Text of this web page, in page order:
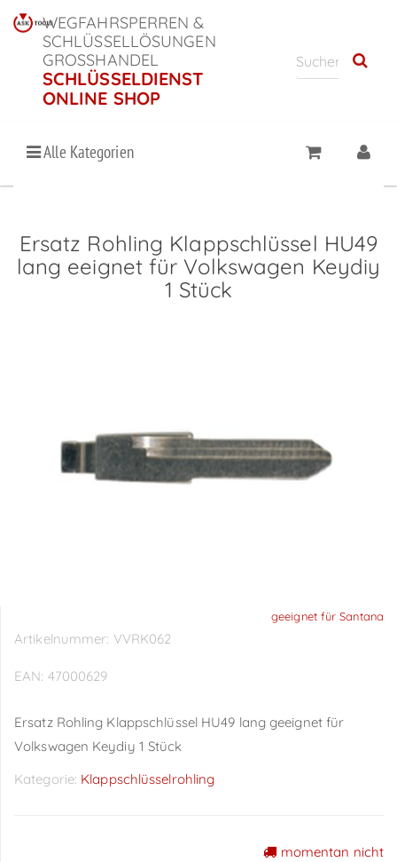
WEGFAHRSPERREN &
SCHLÜSSELLÖSUNGEN
GROSSHANDEL
SCHLÜSSELDIENST
ONLINE SHOP
Alle Kategorien
Ersatz Rohling Klappschlüssel HU49
lang eeignet für Volkswagen Keydiy
1 Stück
geeignet für Santana
Artikelnummer: VVRK062
EAN: 47000629
Ersatz Rohling Klappschlüssel HU49 lang geeignet für
Volkswagen Keydiy 1 Stück
Kategorie: Klappschlüsselrohling
momentan nicht